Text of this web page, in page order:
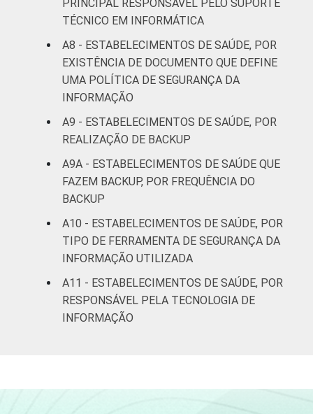
PRINCIPAL RESPONSÁVEL PELO SUPORTE
TÉCNICO EM INFORMÁTICA
A8 - ESTABELECIMENTOS DE SAÚDE, POR
EXISTÊNCIA DE DOCUMENTO QUE DEFINE
UMA POLÍTICA DE SEGURANÇA DA
INFORMAÇÃO
A9 - ESTABELECIMENTOS DE SAÚDE, POR
REALIZAÇÃO DE BACKUP
A9A - ESTABELECIMENTOS DE SAÚDE QUE
FAZEM BACKUP, POR FREQUÊNCIA DO
BACKUP
A10 - ESTABELECIMENTOS DE SAÚDE, POR
TIPO DE FERRAMENTA DE SEGURANÇA DA
INFORMAÇÃO UTILIZADA
A11 - ESTABELECIMENTOS DE SAÚDE, POR
RESPONSÁVEL PELA TECNOLOGIA DE
INFORMAÇÃO